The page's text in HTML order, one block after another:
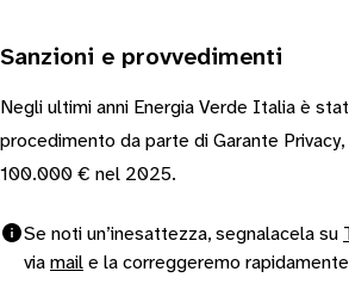
Sanzioni e provvedimenti
Negli ultimi anni Energia Verde Italia è
procedimento da parte di Garante
100.000 € nel 2025.
Se noti un’inesattezza, segnalacela su
via mail e la correggeremo